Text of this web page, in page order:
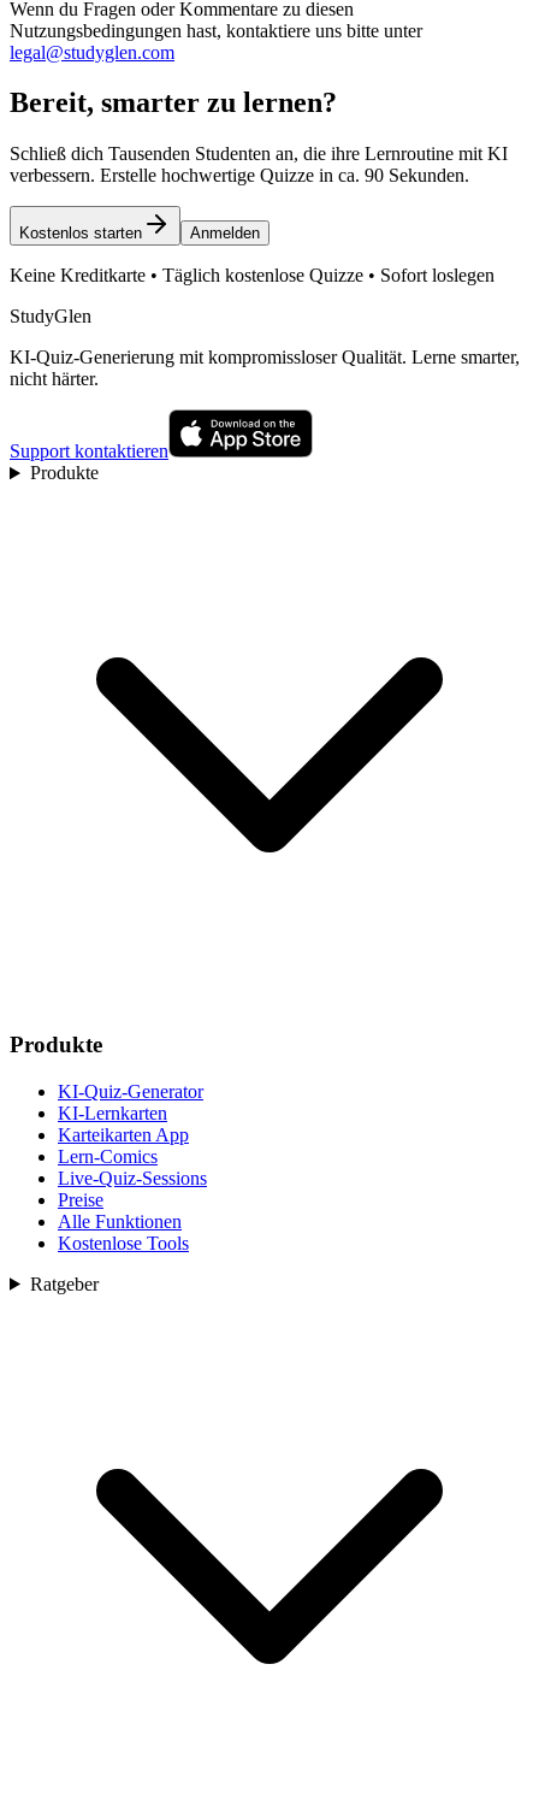
Wenn du Fragen oder Kommentare zu diesen
Nutzungsbedingungen hast, kontaktiere uns bitte unter
legal@studyglen.com
Bereit, smarter zu lernen?
Schließ dich Tausenden Studenten an, die ihre Lernroutine mit KI
verbessern. Erstelle hochwertige Quizze in ca. 90 Sekunden.
Kostenlos starten Anmelden
Keine Kreditkarte • Täglich kostenlose Quizze • Sofort loslegen
StudyGlen
KI-Quiz-Generierung mit kompromissloser Qualität. Lerne smarter,
nicht härter.
Support kontaktieren
Produkte
Produkte
KI-Quiz-Generator
KI-Lernkarten
Karteikarten App
Lern-Comics
Live-Quiz-Sessions
Preise
Alle Funktionen
Kostenlose Tools
Ratgeber